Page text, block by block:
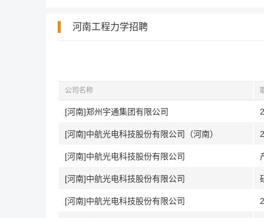
河南工程力学招聘
公司名称
[河南]郑州宇通集团有限公司
[河南]中航光电科技股份有限公司（河南）
[河南]中航光电科技股份有限公司
[河南]中航光电科技股份有限公司
[河南]中航光电科技股份有限公司